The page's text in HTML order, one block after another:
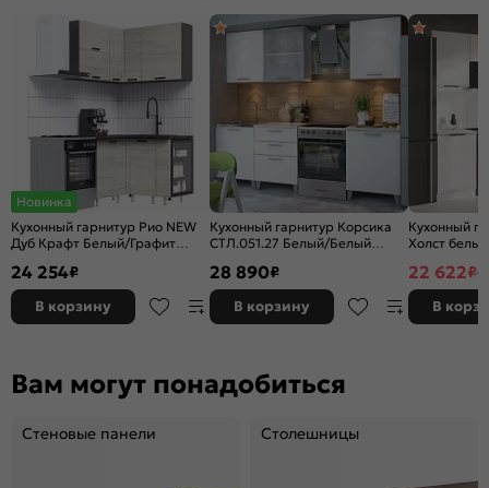
Новинка
Кухонный гарнитур Рио NEW
Дуб Крафт Белый/Графит
24 254₽
В корзину
Кухонный гарнитур Корсика
СТЛ.051.27 Белый/Белый
28 890₽
В корзину
Кухонный
Холст
22 622₽
В
Вам могут понадобиться
Стеновые панели Столешницы